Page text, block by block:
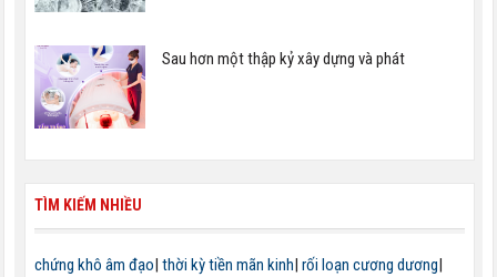
Sau hơn một thập kỷ xây dựng và phát
TÌM KIẾM NHIỀU
chứng khô âm đạo| thời kỳ tiền mãn kinh| rối loạn cương dương|